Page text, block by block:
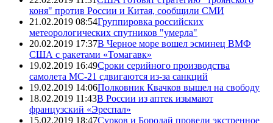
коня" против России и Китая, сообщили СМИ
21.02.2019 08:54Группировка российских
метеорологических спутников "умерла"
20.02.2019 17:37В Черное море вошел эсминец ВМФ
США с ракетами «Томагавк»
19.02.2019 16:49Сроки серийного производства
самолета МС-21 сдвигаются из-за санкций
19.02.2019 14:06Полковник Квачков вышел на свободу
18.02.2019 11:43В России из аптек изымают
французский «Эреспал»
15.02.2019 18:47Сурков и Бородай провели экстренное